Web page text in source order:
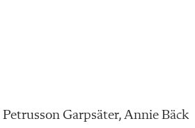
Garpsäter, Annie Bäck